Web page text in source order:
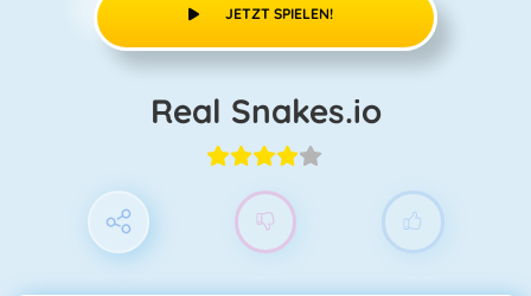
JETZT SPIELEN!
Real Snakes.io